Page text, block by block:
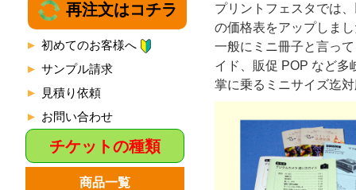
再注文はコチラ
初めてのお客様へ
サンプル請求
見積り依頼
お問い合わせ
チケットの種類
商品一覧
プリントフェスタでは
の価格表をアップしま
一般にミニ冊子と言っ
イド、販促 PОP など多
掌に乗るミニサイズ迄